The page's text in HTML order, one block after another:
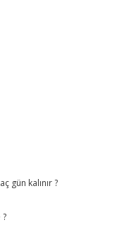
gün kalınır ?